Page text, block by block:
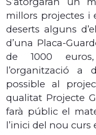
millors projectes i
deserts alguns
d’una Placa-
de 1000
l’organització a
possible al
qualitat Projecte
farà públic el
l’inici del nou curs